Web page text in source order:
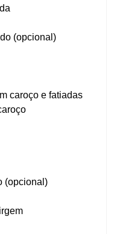
(opcional)
caroço e fatiadas
(opcional)